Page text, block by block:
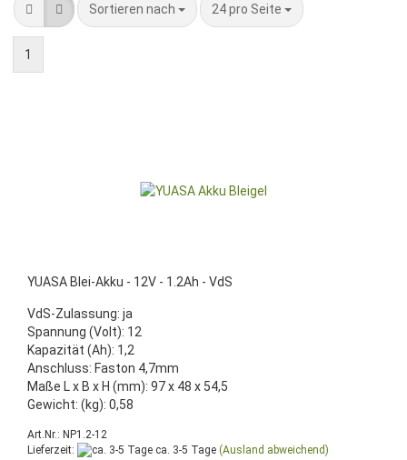
Sortieren nach
Sortieren nach 24 pro Seite
pro Seite
1
YUASA Blei-Akku - 12V - 1.2Ah - VdS
VdS-Zulassung: ja
Spannung (Volt): 12
Kapazität (Ah): 1,2
Anschluss: Faston 4,7mm
Maße L x B x H (mm): 97 x 48 x 54,5
Gewicht: (kg): 0,58
Art.Nr.: NP1.2-12
Lieferzeit:
ca. 3-5 Tage (Ausland abweichend)